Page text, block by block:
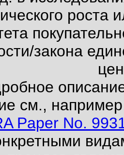
роста
закона
см.,
Paper No.